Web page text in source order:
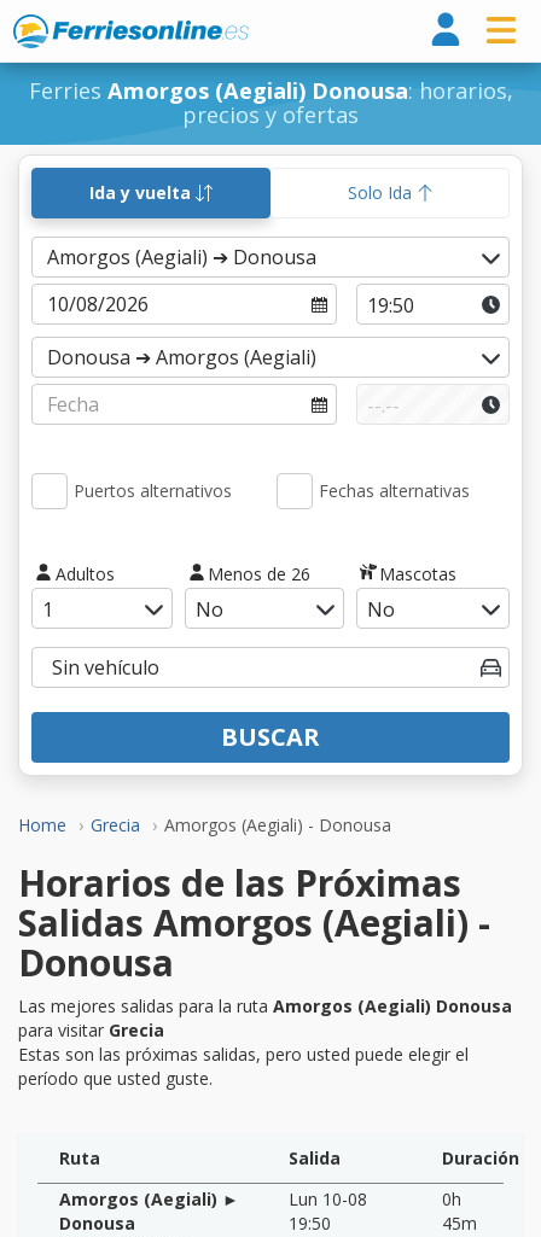
Ferries Amorgos (Aegiali) Donousa: horarios,
precios y ofertas
Home Grecia Amorgos (Aegiali) - Donousa
Ida y vuelta Solo Ida
Puertos alternativos Fechas alternativas
Adultos Menos de 26 Mascotas
BUSCAR
Horarios de las Próximas
Salidas Amorgos (Aegiali) -
Donousa
Las mejores salidas para la ruta Amorgos (Aegiali) Donousa
para visitar Grecia
Estas son las próximas salidas, pero usted puede elegir el
período que usted guste.
Ruta Salida
Duración
Amorgos (Aegiali) ►
Donousa
Lun 10-08
19:50
0h
45m